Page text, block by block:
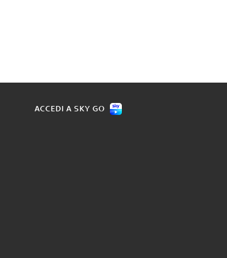
ACCEDI A SKY GO